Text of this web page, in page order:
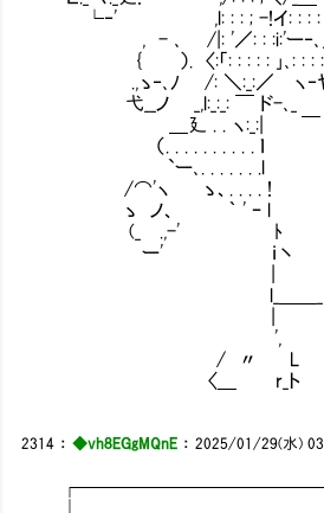
└‐' ,l: : : ; -!イ: : : : lー- ､
, - ､ /|: '／: : :i:'ー‐､｣; :'´:
{ ）. 〈:「: : : : : ｣､: : : : l :
.,ゝ‐､ﾉ /: ＼:_:／ ヽ‐ﾔ
弋__ノ _,l:_:_: ￣ ド
＿廴 . . ヽ:_:| ￣ T'ﾍ.
（. . . . . . . . . . ｌ |:
`ー､. . . . . . .l l‐'ﾞ.
/⌒'ヽ ゝ、. . . . ! |. . .
ゝ ノ、 ｀ ' ｰ l !ｰ
(_ .,-' ﾄ ｌ
ー' ｉ丶 !
| l ヽ.
l_＿＿_｣
| !
', |
/ 〃 L 十 ヽ
〈＿ r_ト 〔_
2314 ：◆vh8EGgMQnE ：2025/01/29(水)